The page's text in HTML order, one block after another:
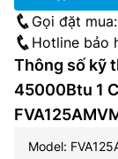
Gọi đặt mua:
Hotline bảo
Thông số kỹ
45000Btu 1
Model: